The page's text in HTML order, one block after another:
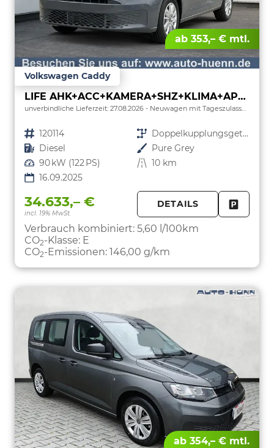
ab 353,– € mtl.
Volkswagen Caddy
LIFE AHK+ACC+KAMERA+SHZ+KLIMA+APP-CONNECT
unverbindliche Lieferzeit: 27.08.2026 Neuwagen mit Tageszulassung
Fahrzeugnr. 120114 Getriebe
Doppelkupplungsgetriebe (DSG)
Kraftstoff Diesel Außenfarbe Pure Grey
Leistung 90 kW (122 PS) Kilometerstand 10 km
16.09.2025
34.633,– €
incl. 19% MwSt.
DETAILS
Verbrauch kombiniert: 5,60 l/100km
CO2-Klasse: E
CO2-Emissionen: 146,00 g/km
ab 354,– € mtl.